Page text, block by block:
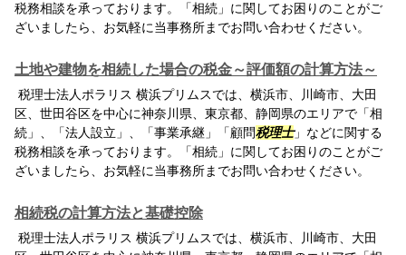
税務相談を承っております。「相続」に関してお困りのことがご
ざいましたら、お気軽に当事務所までお問い合わせください。
土地や建物を相続した場合の税金～評価額の計算方法～
税理士法人ポラリス 横浜プリムスでは、横浜市、川崎市、大田
区、世田谷区を中心に神奈川県、東京都、静岡県のエリアで「相
続」、「法人設立」、「事業承継」「顧問税理士」などに関する
税務相談を承っております。「相続」に関してお困りのことがご
ざいましたら、お気軽に当事務所までお問い合わせください。
相続税の計算方法と基礎控除
税理士法人ポラリス 横浜プリムスでは、横浜市、川崎市、大田